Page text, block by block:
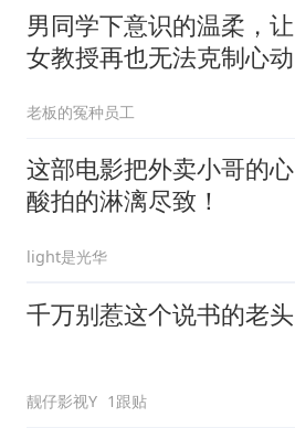
男同学下意识的温柔，让
女教授再也无法克制心动
老板的冤种员工
这部电影把外卖小哥的心
酸拍的淋漓尽致！
light是光华
千万别惹这个说书的老头
靓仔影视Y 1跟贴